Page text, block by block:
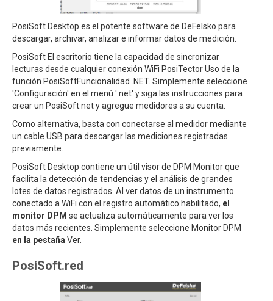
PosiSoft Desktop es el potente software de DeFelsko para
descargar, archivar, analizar e informar datos de medición.
PosiSoft El escritorio tiene la capacidad de sincronizar
lecturas desde cualquier conexión WiFi PosiTector Uso de la
función PosiSoftFuncionalidad .NET. Simplemente seleccione
'Configuración' en el menú '.net' y siga las instrucciones para
crear un PosiSoft.net y agregue medidores a su cuenta.
Como alternativa, basta con conectarse al medidor mediante
un cable USB para descargar las mediciones registradas
previamente.
PosiSoft Desktop contiene un útil visor de DPM Monitor que
facilita la detección de tendencias y el análisis de grandes
lotes de datos registrados. Al ver datos de un instrumento
conectado a WiFi con el registro automático habilitado, el
monitor DPM se actualiza automáticamente para ver los
datos más recientes. Simplemente seleccione Monitor DPM
en la pestaña Ver.
PosiSoft.red